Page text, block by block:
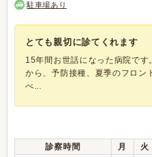
駐車場あり
とても親切に診てくれます
15年間お世話になった病院です
から、予防接種、夏季のフロン
べ...
診察時間 月 火